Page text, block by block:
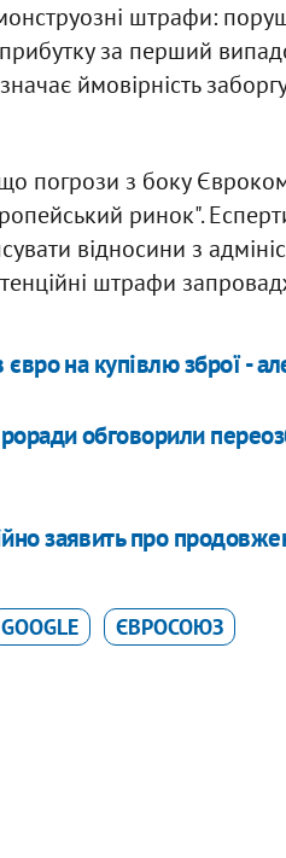
штрафи:
прибутку за перший
ймовірність
погрози з боку
ринок".
відносини з
штрафи
на купівлю зброї -
обговорили
заявить про
GOOGLE ЄВРОСОЮЗ